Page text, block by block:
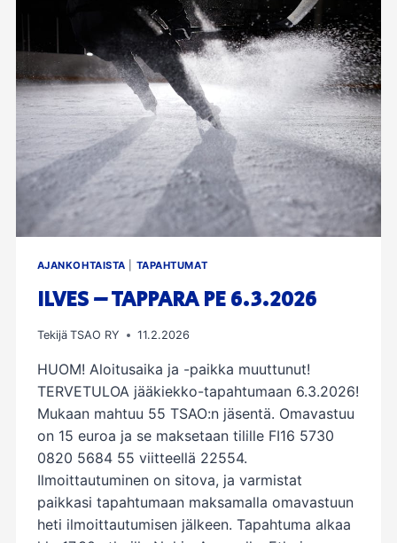
AJANKOHTAISTA TAPAHTUMAT
ILVES – TAPPARA PE 6.3.2026
Tekijä TSAO RY 11.2.2026
HUOM! Aloitusaika ja -paikka muuttunut!
TERVETULOA jääkiekko-tapahtumaan 6.3.2026!
Mukaan mahtuu 55 TSAO:n jäsentä. Omavastuu
on 15 euroa ja se maksetaan tilille FI16 5730
0820 5684 55 viitteellä 22554.
Ilmoittautuminen on sitova, ja varmistat
paikkasi tapahtumaan maksamalla omavastuun
heti ilmoittautumisen jälkeen. Tapahtuma alkaa